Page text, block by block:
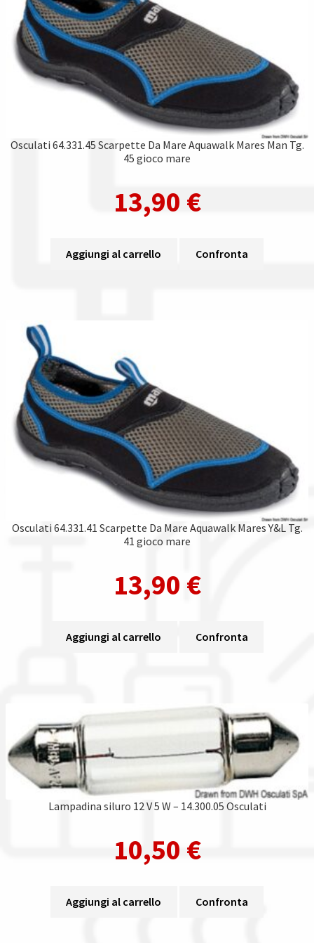
Osculati 64.331.45 Scarpette Da Mare Aquawalk Mares Man Tg.
45 gioco mare
13,90 €
Aggiungi al carrello Confronta
Osculati 64.331.41 Scarpette Da Mare Aquawalk Mares Y&L Tg.
41 gioco mare
13,90 €
Aggiungi al carrello Confronta
Lampadina siluro 12 V 5 W – 14.300.05 Osculati
10,50 €
Aggiungi al carrello Confronta